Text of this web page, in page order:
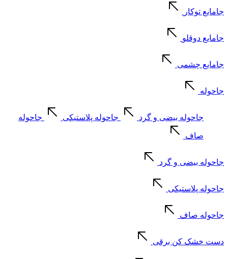
جامایع توکار
جامایع دوقلو
جامایع چشمی
جاحوله
جاحوله بیضی و گرد جاحوله پلاستیکی جاحوله
صاف
جاحوله بیضی و گرد
جاحوله پلاستیکی
جاحوله صاف
دست خشک کن برقی